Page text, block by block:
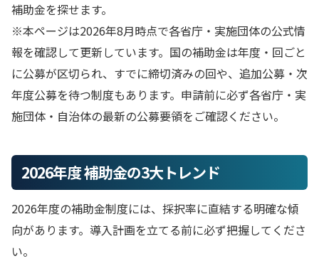
補助金を探せます。
※本ページは2026年8月時点で各省庁・実施団体の公式情
報を確認して更新しています。国の補助金は年度・回ごと
に公募が区切られ、すでに締切済みの回や、追加公募・次
年度公募を待つ制度もあります。申請前に必ず各省庁・実
施団体・自治体の最新の公募要領をご確認ください。
2026年度 補助金の3大トレンド
2026年度の補助金制度には、採択率に直結する明確な傾
向があります。導入計画を立てる前に必ず把握してくださ
い。